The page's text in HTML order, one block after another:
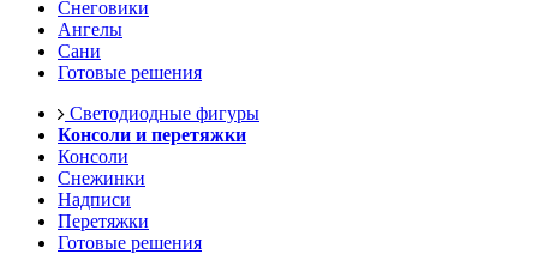
Снеговики
Ангелы
Сани
Готовые решения
Светодиодные фигуры
Консоли и перетяжки
Консоли
Снежинки
Надписи
Перетяжки
Готовые решения